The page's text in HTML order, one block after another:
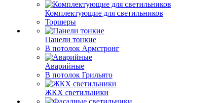
Комплектующие для светильников
Торшеры
Панели тонкие
В потолок Армстронг
Аварийные
В потолок Грильято
ЖКХ светильники